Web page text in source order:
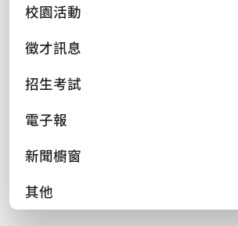
校園活動
徵才訊息
招生考試
電子報
新聞櫥窗
其他